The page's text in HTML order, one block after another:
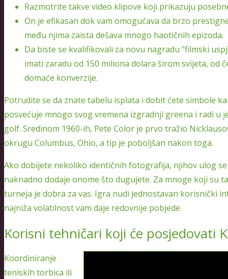
Razmotrite takve video klipove koji prikazuju
On je efikasan dok vam omogućava da brzo
među njima zaista dešava mnogo haotičnih epizoda.
Da biste se kvalifikovali za novu nagradu "filmski
imati zaradu od 150 miliona dolara širom svijeta, od
domaće konverzije.
Potrudite se da znate tabelu isplata i dobit ćete simbole
posvećuje mnogo svog vremena izgradnji greena i radi u
golf. Sredinom 1960-ih, Pete Color je prvo tražio
okrugu Columbus, Ohio, a tip je poboljšan nakon toga.
Ako dobijete nekoliko identičnih fotografija, njihov ulog
naknadno dodaje onome što dugujete. Za mnoge koji su
turneja je dobra za vas. Igra nudi jednostavan korisnički
najniža volatilnost vam daje redovnije pobjede.
Korisni tehničari koji će posjedovati
Koordiniranje
teniskih torbica ili